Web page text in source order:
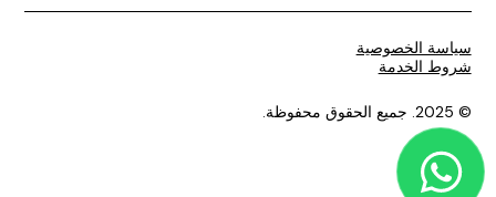
© 2025. جميع الحقوق محفوظة.
سياسة الخصوصية
شروط الخدمة